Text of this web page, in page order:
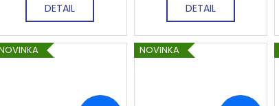
DETAIL DETAIL
NOVINKA